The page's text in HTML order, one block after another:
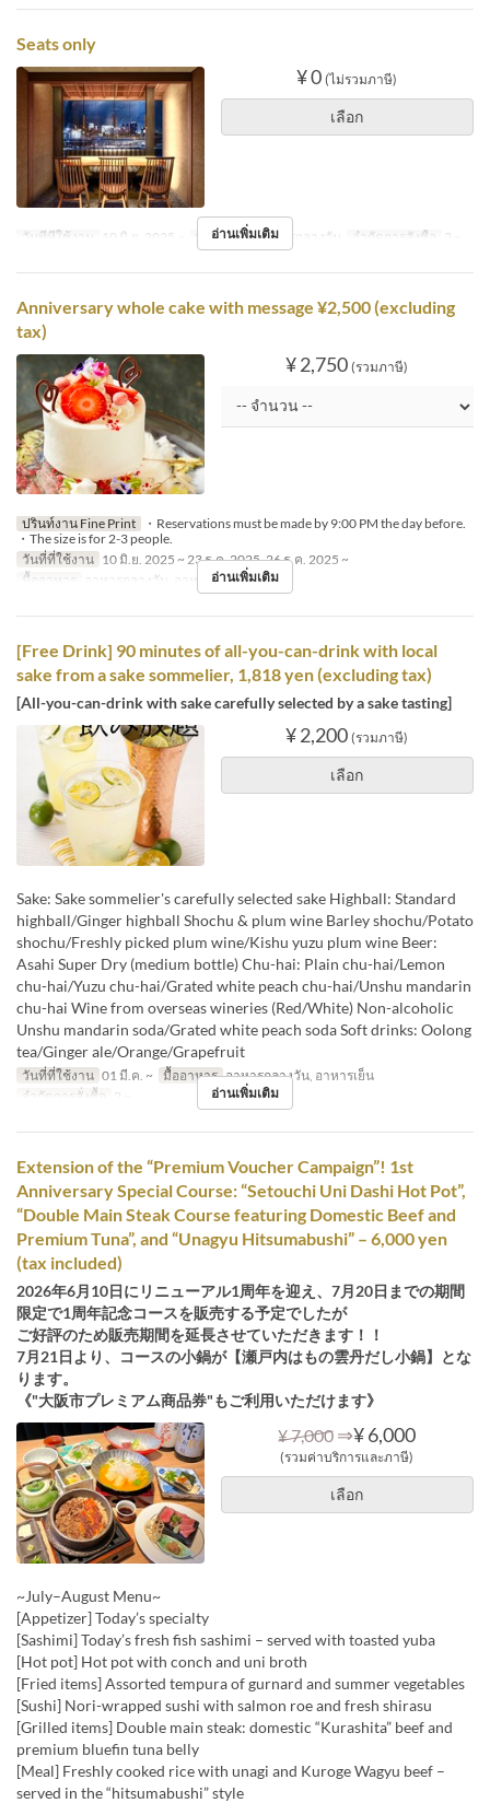
Seats only
¥ 0 (ไม่รวมภาษี)
เลือก
วันที่ที่ใช้งาน 10 มิ.ย. 2025 ~ มื้ออาหาร อาหารกลางวัน จำกัดการสั่งซื้อ 2 ~
อ่านเพิ่มเติม
Anniversary whole cake with message ¥2,500 (excluding
tax)
¥ 2,750 (รวมภาษี)
ปรินท์งาน Fine Print
・Reservations must be made by 9:00 PM the day before.
・The size is for 2-3 people.
วันที่ที่ใช้งาน 10 มิ.ย. 2025 ~ 23 ธ.ค. 2025, 26 ธ.ค. 2025 ~
มื้ออาหาร
อาหารกลางวัน, อาหารเย็นอ่านเพิ่มเติม
[Free Drink] 90 minutes of all-you-can-drink with local
sake from a sake sommelier, 1,818 yen (excluding tax)
[All-you-can-drink with sake carefully selected by a sake tasting]
¥ 2,200 (รวมภาษี)
เลือก
Sake: Sake sommelier's carefully selected sake Highball: Standard
highball/Ginger highball Shochu & plum wine Barley shochu/Potato
shochu/Freshly picked plum wine/Kishu yuzu plum wine Beer:
Asahi Super Dry (medium bottle) Chu-hai: Plain chu-hai/Lemon
chu-hai/Yuzu chu-hai/Grated white peach chu-hai/Unshu mandarin
chu-hai Wine from overseas wineries (Red/White) Non-alcoholic
Unshu mandarin soda/Grated white peach soda Soft drinks: Oolong
tea/Ginger ale/Orange/Grapefruit
วันที่ที่ใช้งาน 01 มี.ค. ~ มื้ออาหาร อาหารกลางวัน, อาหารเย็น
จำกัดการสั่งซื้อ
2 ~ อ่านเพิ่มเติม
Extension of the “Premium Voucher Campaign”! 1st
Anniversary Special Course: “Setouchi Uni Dashi Hot Pot”,
“Double Main Steak Course featuring Domestic Beef and
Premium Tuna”, and “Unagyu Hitsumabushi” – 6,000 yen
(tax included)
2026年6月10日にリニューアル1周年を迎え、7月20日までの期間
限定で1周年記念コースを販売する予定でしたが
ご好評のため販売期間を延長させていただきます！！
7月21日より、コースの小鍋が【瀬戸内はもの雲丹だし小鍋】とな
ります。
《"大阪市プレミアム商品券"もご利用いただけます》
¥ 7,000 ⇒¥ 6,000
(รวมค่าบริการและภาษี)
เลือก
~July–August Menu~
[Appetizer] Today’s specialty
[Sashimi] Today’s fresh fish sashimi – served with toasted yuba
[Hot pot] Hot pot with conch and uni broth
[Fried items] Assorted tempura of gurnard and summer vegetables
[Sushi] Nori-wrapped sushi with salmon roe and fresh shirasu
[Grilled items] Double main steak: domestic “Kurashita” beef and
premium bluefin tuna belly
[Meal] Freshly cooked rice with unagi and Kuroge Wagyu beef –
served in the “hitsumabushi” style